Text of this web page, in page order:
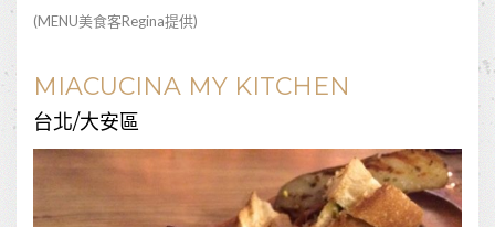
(MENU美食客Regina提供)
MIACUCINA MY KITCHEN
台北/大安區